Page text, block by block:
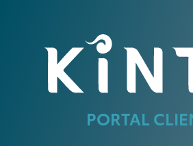
PORTAL